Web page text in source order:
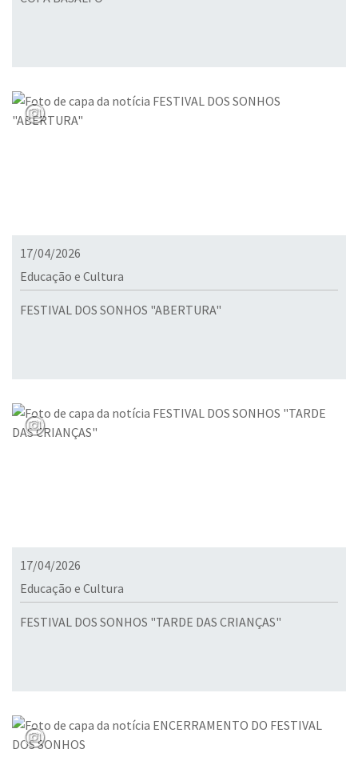
17/04/2026
Educação e Cultura
FESTIVAL DOS SONHOS "ABERTURA"
17/04/2026
Educação e Cultura
FESTIVAL DOS SONHOS "TARDE DAS CRIANÇAS"